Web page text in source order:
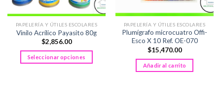
PAPELERÍA Y ÚTILES ESCOLARES
Vinilo Acrílico Payasito 80g
$2,856.00
Seleccionar opciones
PAPELERÍA Y ÚTILES ESCOLARES
Plumígrafo microcuatro Offi-
Esco X 10 Ref. OE-070
$15,470.00
Añadir al carrito